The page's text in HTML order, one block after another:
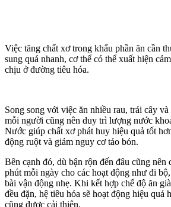
Việc tăng chất xơ trong khẩu phần ăn cần
sung quá nhanh, c‌ơ th‌ể có thể xuất hiện
chịu ở đường tiêu hóa.
Song song với việc ăn nhiều rau, trái cây
mỗi người cũng nên duy trì lượng nước
Nước giúp chất xơ phát huy hiệu quả tốt
động ruột và giảm nguy cơ táo bón.
Bên cạnh đó, dù bận rộn đến đâu cũng nên
phút mỗi ngày cho các hoạt động như đi
bài vận động nhẹ. Khi kết hợp chế độ ăn
đều đặn, hệ tiêu hóa sẽ hoạt động hiệu quả
cũng được cải thiện.